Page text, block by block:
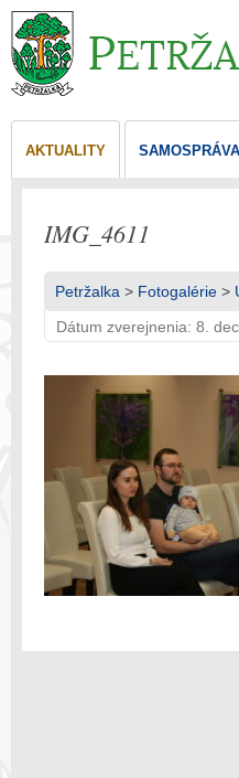
AKTUALITY SAMOSPRÁVA
IMG_4611
Petržalka > Fotogalérie >
Dátum zverejnenia: 8.